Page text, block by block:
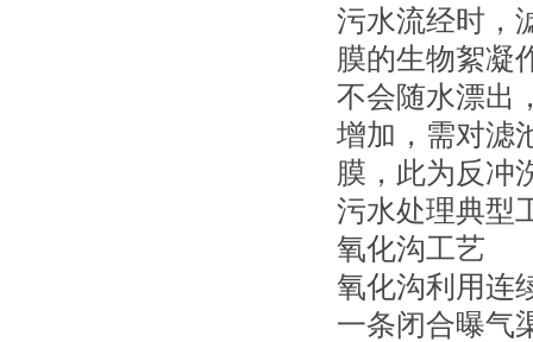
污水流经时，
膜的生物絮凝
不会随水漂出
增加，需对滤
膜，此为反冲
污水处理典型
氧化沟工艺
氧化沟利用连
一条闭合曝气